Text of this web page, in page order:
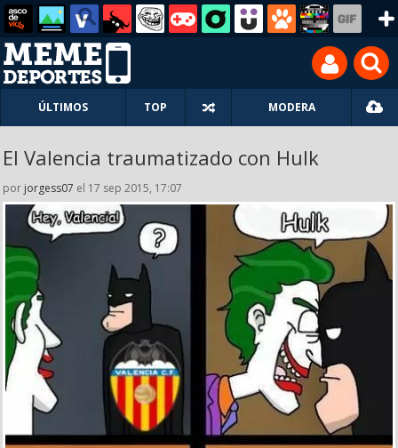
ÚLTIMOS TOP MODERA
El Valencia traumatizado con Hulk
por jorgess07 el 17 sep 2015, 17:07